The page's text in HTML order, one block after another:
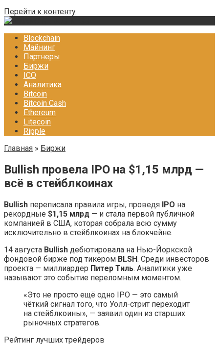
Перейти к контенту
Blockchain
Майнинг
Партнеры
Биржи
ICO
Аналитика
Bitcoin
Bitcoin Cash
Ethereum
Litecoin
Ripple
Главная » Биржи
Bullish провела IPO на $1,15 млрд —
всё в стейблкоинах
Bullish переписала правила игры, проведя IPO на
рекордные $1,15 млрд — и стала первой публичной
компанией в США, которая собрала всю сумму
исключительно в стейблкоинах на блокчейне.
14 августа Bullish дебютировала на Нью-Йоркской
фондовой бирже под тикером BLSH. Среди инвесторов
проекта — миллиардер Питер Тиль. Аналитики уже
называют это событие переломным моментом.
«Это не просто ещё одно IPO — это самый
чёткий сигнал того, что Уолл-стрит переходит
на стейблкоины», — заявил один из старших
рыночных стратегов.
Рейтинг лучших трейдеров